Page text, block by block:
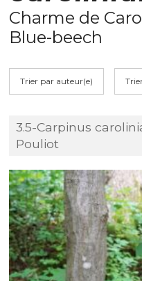
Charme de
Blue-beech
Trier par auteur(e)
3.5-Carpinus
Pouliot